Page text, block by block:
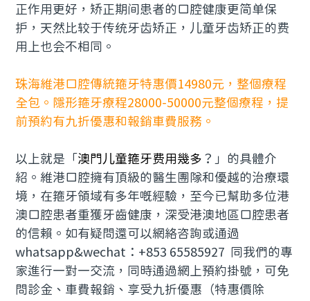
正作用更好，矫正期间患者的口腔健康更简单保
护，天然比较于传统牙齿矫正，儿童牙齿矫正的费
用上也会不相同。
珠海維港口腔傳統箍牙特惠價14980元，整個療程
全包。隱形箍牙療程28000-50000元整個療程，提
前預約有九折優惠和報銷車費服務。
以上就是「 澳門儿童箍牙费用幾多 ？」的具體介
紹。維港口腔擁有頂級的醫生團隊和優越的治療環
境，在箍牙領域有多年嘅經驗，至今已幫助多位港
澳口腔患者重獲牙齒健康，深受港澳地區口腔患者
的信賴。如有疑問還可以網絡咨詢或通過
whatsapp&wechat：+853 65585927 同我們的專
家進行一對一交流，同時通過網上預約掛號，可免
問診金、車費報銷、享受九折優惠（特惠價除